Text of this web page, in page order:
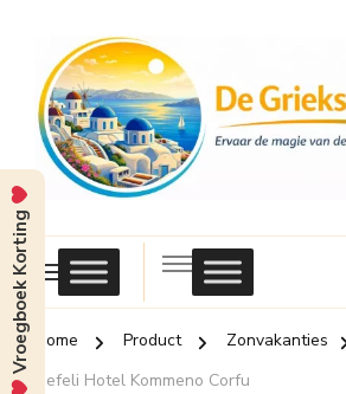
Griekse
Eilanden
Home Product Zonvakanties
Nefeli Hotel Kommeno Corfu
Vroegboek Korting